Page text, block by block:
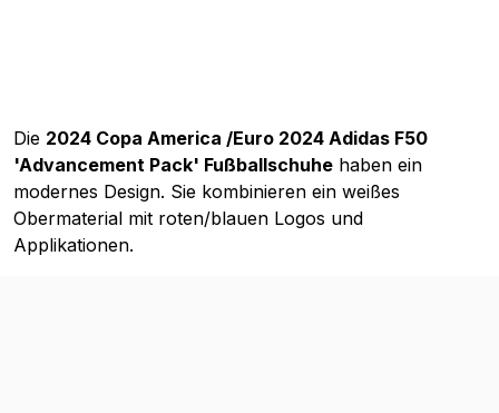
Die 2024 Copa America /Euro 2024 Adidas F50
'Advancement Pack' Fußballschuhe haben ein
modernes Design. Sie kombinieren ein weißes
Obermaterial mit roten/blauen Logos und
Applikationen.